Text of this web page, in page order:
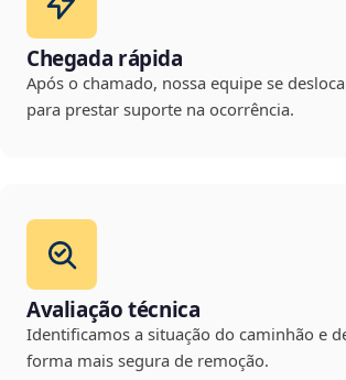
Chegada rápida
Após o chamado, nossa equipe se
para prestar suporte na ocorrência.
Avaliação técnica
Identificamos a situação do caminhão e
forma mais segura de remoção.